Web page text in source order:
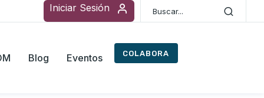
Iniciar Sesión
Blog Eventos COLABORA